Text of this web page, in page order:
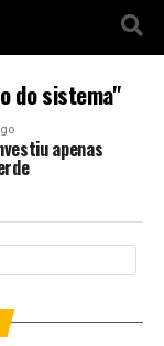
do sistema"
apenas